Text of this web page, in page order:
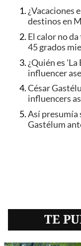
¿Vacaciones
destinos en
El calor no
45 grados
¿Quién es
influencer
César
influencers
Así presumía
Gastélum
TE